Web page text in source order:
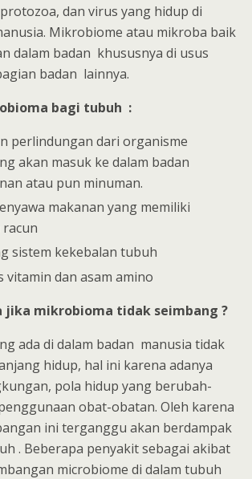
dan virus yang hidup di
Mikrobiome atau mikroba baik
dalam badan khususnya di usus
badan lainnya.
bagi tubuh :
perlindungan dari organisme
akan masuk ke dalam badan
atau pun minuman.
makanan yang memiliki
sistem kekebalan tubuh
vitamin dan asam amino
jika mikrobioma tidak seimbang ?
ada di dalam badan manusia tidak
hidup, hal ini karena adanya
pola hidup yang berubah-
obat-obatan. Oleh karena
ini terganggu akan berdampak
. Beberapa penyakit sebagai akibat
microbiome di dalam tubuh